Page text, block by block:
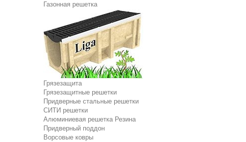
Газонная решетка
Грязезащита
Грязезащитные решетки
Придверные стальные решетки
СИТИ решетки
Алюминиевая решетка Резина
Придверный поддон
Ворсовые ковры